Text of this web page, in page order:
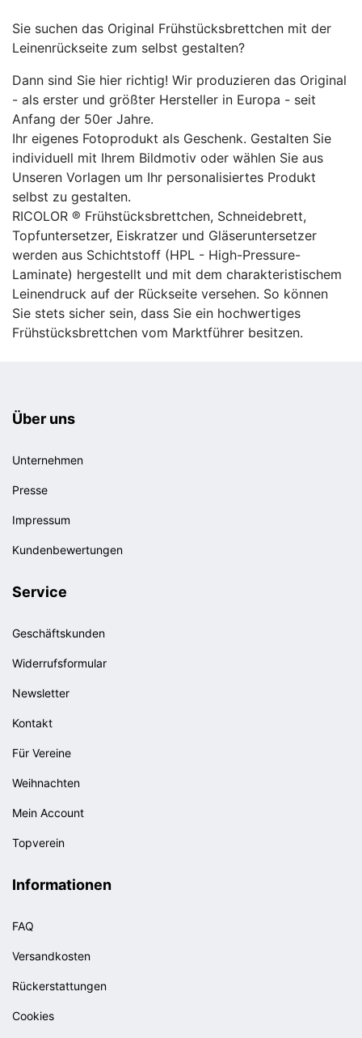
Sie suchen das Original Frühstücksbrettchen mit der
Leinenrückseite zum selbst gestalten?
Dann sind Sie hier richtig! Wir produzieren das Original
- als erster und größter Hersteller in Europa - seit
Anfang der 50er Jahre.
Ihr eigenes Fotoprodukt als Geschenk. Gestalten Sie
individuell mit Ihrem Bildmotiv oder wählen Sie aus
Unseren Vorlagen um Ihr personalisiertes Produkt
selbst zu gestalten.
RICOLOR ® Frühstücksbrettchen, Schneidebrett,
Topfuntersetzer, Eiskratzer und Gläseruntersetzer
werden aus Schichtstoff (HPL - High-Pressure-
Laminate) hergestellt und mit dem charakteristischem
Leinendruck auf der Rückseite versehen. So können
Sie stets sicher sein, dass Sie ein hochwertiges
Frühstücksbrettchen vom Marktführer besitzen.
Über uns
Unternehmen
Presse
Impressum
Kundenbewertungen
Service
Geschäftskunden
Widerrufsformular
Newsletter
Kontakt
Für Vereine
Weihnachten
Mein Account
Topverein
Informationen
FAQ
Versandkosten
Rückerstattungen
Cookies